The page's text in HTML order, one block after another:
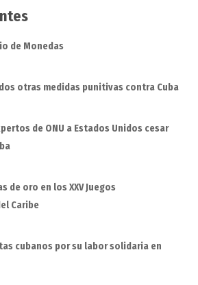
de Monedas
otras medidas punitivas contra Cuba
de ONU a Estados Unidos cesar
de oro en los XXV Juegos
Caribe
cubanos por su labor solidaria en